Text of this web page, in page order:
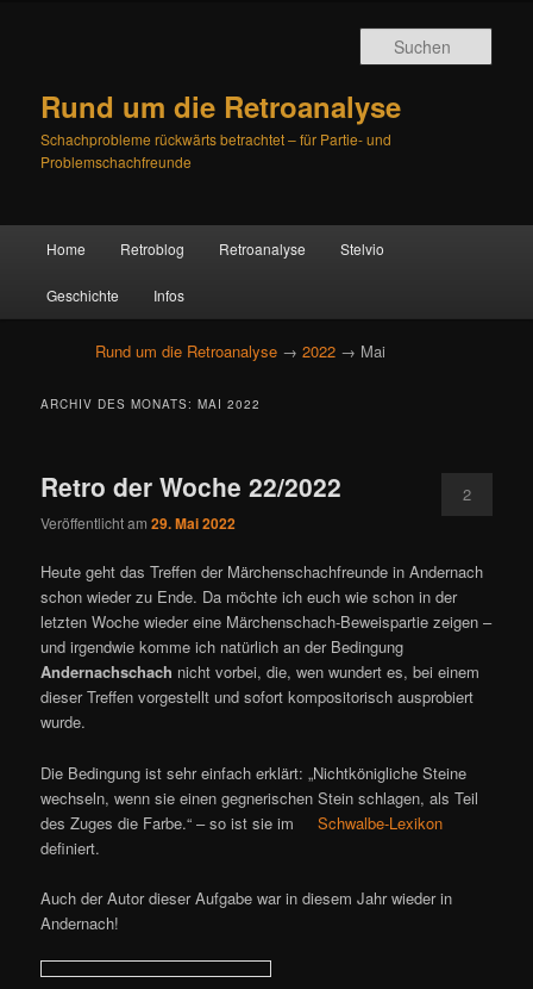
Rund um die Retroanalyse
Schachprobleme rückwärts betrachtet – für Partie- und
Problemschachfreunde
Zum
primären
Inhalt
springen
Zum
sekundären
Inhalt
springen
Home Retroblog Retroanalyse Stelvio
Geschichte Infos
Rund um die Retroanalyse → 2022 → Mai
ARCHIV DES MONATS:MAI 2022
Retro der Woche 22/2022
Veröffentlicht am29. Mai 2022
2
Heute geht das Treffen der Märchenschachfreunde in Andernach
schon wieder zu Ende. Da möchte ich euch wie schon in der
letzten Woche wieder eine Märchenschach-Beweispartie zeigen –
und irgendwie komme ich natürlich an der Bedingung
Andernachschach nicht vorbei, die, wen wundert es, bei einem
dieser Treffen vorgestellt und sofort kompositorisch ausprobiert
wurde.
Die Bedingung ist sehr einfach erklärt: „Nichtkönigliche Steine
wechseln, wenn sie einen gegnerischen Stein schlagen, als Teil
des Zuges die Farbe.“ – so ist sie im
Schwalbe-Lexikon
definiert.
Auch der Autor dieser Aufgabe war in diesem Jahr wieder in
Andernach!